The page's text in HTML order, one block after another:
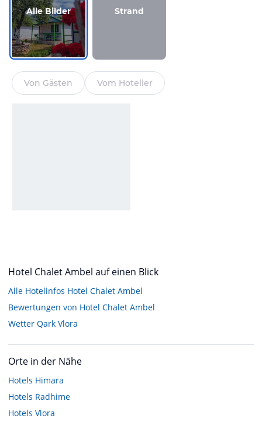
Alle Bilder Strand
Von Gästen Vom Hotelier
Hotel Chalet Ambel auf einen Blick
Alle Hotelinfos Hotel Chalet Ambel
Bewertungen von Hotel Chalet Ambel
Wetter Qark Vlora
Orte in der Nähe
Hotels Himara
Hotels Radhime
Hotels Vlora